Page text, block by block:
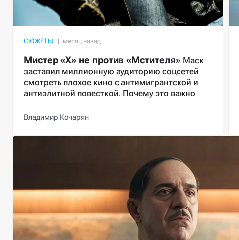
СЮЖЕТЫ
Мистер «X» не против «Мстителя» Маск
заставил миллионную аудиторию соцсетей
смотреть плохое кино с антимигрантской и
антиэлитной повесткой. Почему это важно
Владимир Кочарян